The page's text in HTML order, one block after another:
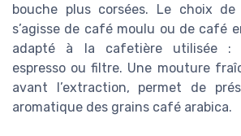
bouche plus corsées. Le choix de
s’agisse de café moulu ou de café
adapté à la cafetière utilisée :
espresso ou filtre. Une mouture
avant l’extraction, permet de
aromatique des grains café arabica.